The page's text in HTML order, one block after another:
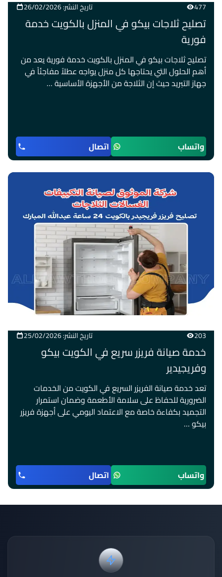
477 تاريخ النشر: 26/02/2026
تصليح ثلاجات بيكو في المنزل بالكويت خدمة
فورية
تصليح ثلاجات بيكو في المنزل بالكويت خدمة فورية يعد من
أهم الحلول التي يحتاجها كل منزل يواجه عطلاً مفاجئاً في
جهاز التبريد حيث إن الثلاجة من الأجهزة الأساسية …
واتساب اتصال
203 تاريخ النشر: 25/02/2026
خدمة صيانة فريزر سريع في الكويت بيكو
وفريجيدير
تعد خدمة صيانة الفريزر السريع في الكويت من الخدمات
الضرورية للحفاظ على سلامة الأطعمة وضمان استمرار
التجميد بكفاءة خاصة مع الاعتماد اليومي على أجهزة فريزر
بيكو …
واتساب اتصال